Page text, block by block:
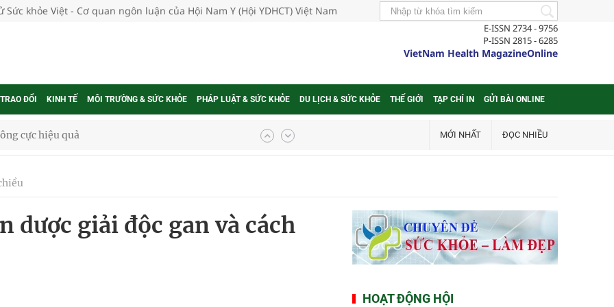
Sức khỏe Việt - Cơ quan ngôn luận của Hội Nam Y (Hội YDHCT) Việt Nam
E-ISSN 2734 - 9756
P-ISSN 2815 - 6285
VietNam Health MagazineOnline
ĐỔI KINH TẾ MÔI TRƯỜNG & SỨC KHỎE PHÁP LUẬT & SỨC KHỎE DU LỊCH & SỨC KHỎE THẾ GIỚI TẠP CHÍ IN GỬI BÀI ONLINE
cực hiệu quả
thực tế
ung thư
MỚI NHẤT ĐỌC NHIỀU
dược giải độc gan và cách
HOẠT ĐỘNG HỘI